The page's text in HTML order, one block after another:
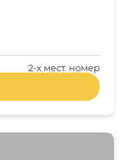
2-x мест. номер